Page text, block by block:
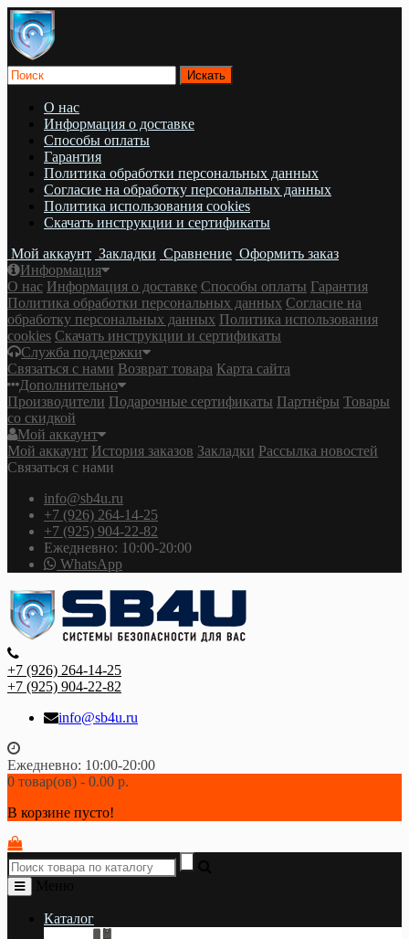
О нас
Информация о доставке
Cпособы оплаты
Гарантия
Политика обработки персональных данных
Согласие на обработку персональных данных
Политика использования cookies
Скачать инструкции и сертификаты
Мой аккаунт Закладки Сравнение Оформить заказ
Информация
О нас Информация о доставке Cпособы оплаты Гарантия
Политика обработки персональных данных Согласие на
обработку персональных данных Политика использования
cookies Скачать инструкции и сертификаты
Служба поддержки
Связаться с нами Возврат товара Карта сайта
Дополнительно
Производители Подарочные сертификаты Партнёры Товары
со скидкой
Мой аккаунт
Мой аккаунт История заказов Закладки Рассылка новостей
Связаться с нами
info@sb4u.ru
+7 (926) 264-14-25
+7 (925) 904-22-82
Ежедневно: 10:00-20:00
WhatsApp
+7 (926) 264-14-25
+7 (925) 904-22-82
info@sb4u.ru
Ежедневно: 10:00-20:00
0 товар(ов) - 0.00 р.
В корзине пусто!
Каталог